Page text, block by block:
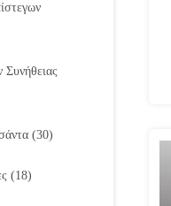
(30)
(18)